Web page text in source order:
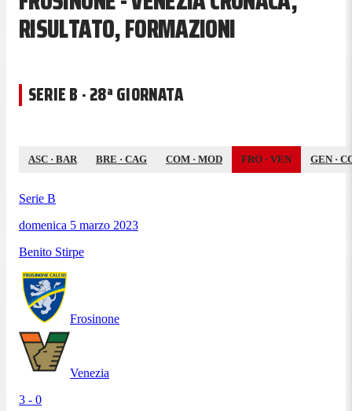
RISULTATO, FORMAZIONI
SERIE B · 28ª GIORNATA
ASC · BAR BRE · CAG COM · MOD FRO · VEN GEN ·
Serie B
domenica 5 marzo 2023
Benito Stirpe
Frosinone
Venezia
3 - 0